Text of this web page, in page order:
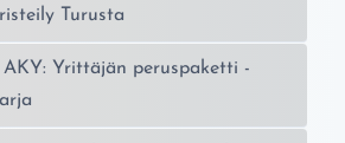
Turusta
AKY: Yrittäjän peruspaketti -